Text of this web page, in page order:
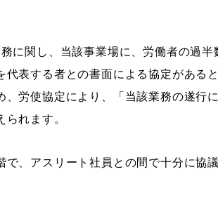
に関し、当該事業場に、労働者の過
表する者との書面による協定がある
労使協定により、「当該業務の遂行
れます。
、アスリート社員との間で十分に協